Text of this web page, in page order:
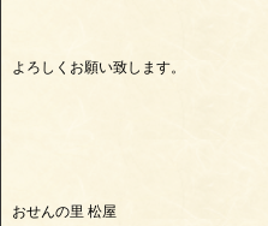
よろしくお願い致します。
おせんの里 松屋